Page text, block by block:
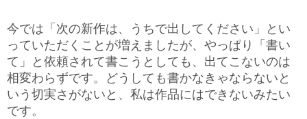
今では「次の新作は、うちで出してください」とい
っていただくことが増えましたが、やっぱり「書い
て」と依頼されて書こうとしても、出てこないのは
相変わらずです。どうしても書かなきゃならないと
いう切実さがないと、私は作品にはできないみたい
です。